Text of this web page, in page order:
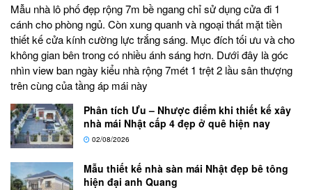
Mẫu nhà lô phố đẹp rộng 7m bề ngang chỉ sử dụng cửa đi 1
cánh cho phòng ngủ. Còn xung quanh và ngoại thất mặt tiền
thiết kế cửa kính cường lực trắng sáng. Mục đích tối ưu và cho
không gian bên trong có nhiều ánh sáng hơn. Dưới đây là góc
nhìn view ban ngày kiểu nhà rộng 7mét 1 trệt 2 lầu sân thượng
trên cùng của tầng áp mái này
Phân tích Ưu – Nhược điểm khi thiết kế xây
nhà mái Nhật cấp 4 đẹp ở quê hiện nay
02/08/2026
Mẫu thiết kế nhà sàn mái Nhật đẹp bê tông
hiện đại anh Quang